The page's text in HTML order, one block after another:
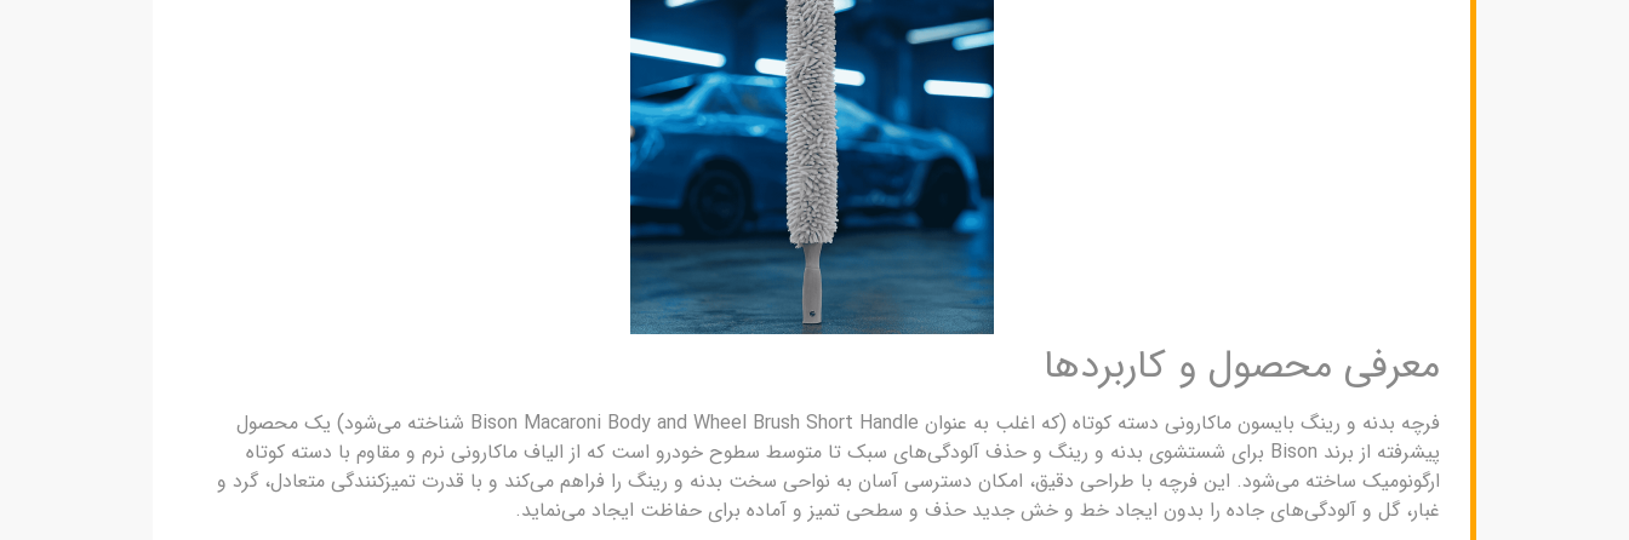
معرفی محصول و کاربردها
فرچه بدنه و رینگ بایسون ماکارونی دسته کوتاه (که اغلب به عنوان Bison Macaroni Body and Wheel Brush Short Handle شناخته می‌شود) یک محصول
پیشرفته از برند Bison برای شستشوی بدنه و رینگ و حذف آلودگی‌های سبک تا متوسط سطوح خودرو است که از الیاف ماکارونی نرم و مقاوم با دسته کوتاه
ارگونومیک ساخته می‌شود. این فرچه با طراحی دقیق، امکان دسترسی آسان به نواحی سخت بدنه و رینگ را فراهم می‌کند و با قدرت تمیزکنندگی متعادل، گرد و
غبار، گل و آلودگی‌های جاده را بدون ایجاد خط و خش جدید حذف و سطحی تمیز و آماده برای حفاظت ایجاد می‌نماید.